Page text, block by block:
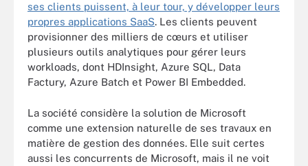
ses clients puissent, à leur tour, y développer leurs
propres applications SaaS. Les clients peuvent
provisionner des milliers de cœurs et utiliser
plusieurs outils analytiques pour gérer leurs
workloads, dont HDInsight, Azure SQL, Data
Factury, Azure Batch et Power BI Embedded.
La société considère la solution de Microsoft
comme une extension naturelle de ses travaux en
matière de gestion des données. Elle suit certes
aussi les concurrents de Microsoft, mais il ne voit